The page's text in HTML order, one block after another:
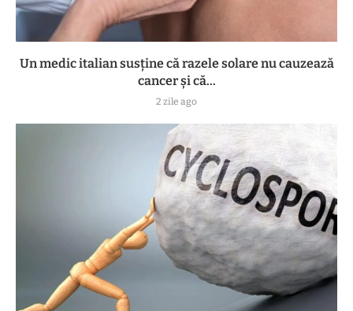
Un medic italian susține că razele solare nu cauzează
cancer și că...
2 zile ago